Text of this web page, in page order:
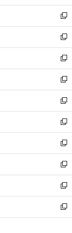
開
く
ウ
で
開
く
ン
ド
ウ
で
開
く
ウ
ィ
ン
ド
ウ
で
開
く
新
し
い
ウ
ィ
ン
ド
ウ
で
開
く
新
し
い
ウ
ィ
ン
ド
ウ
で
開
く
新
し
い
ウ
ィ
ン
ド
ウ
で
開
く
新
し
い
ウ
ィ
ン
ド
ウ
で
開
く
新
し
い
ウ
ィ
ン
ド
ウ
で
開
く
新
し
い
ウ
ィ
ン
ド
ウ
で
開
新
し
い
ウ
ィ
ン
ド
ウ
新
し
い
ウ
ィ
ン
新
し
い
ウ
新
し